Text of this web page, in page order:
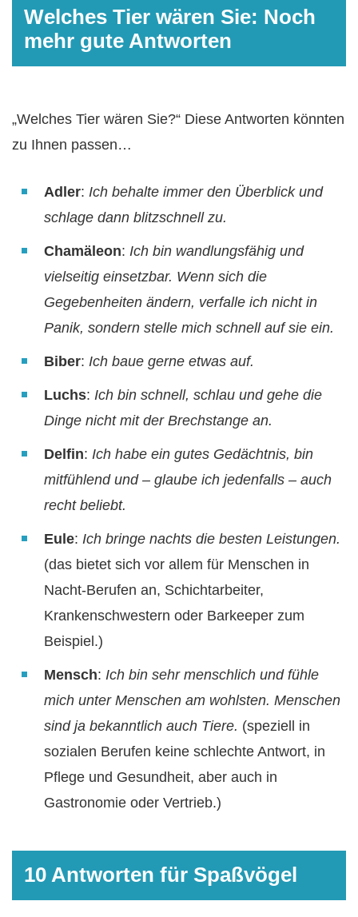
Welches Tier wären Sie: Noch
mehr gute Antworten
„Welches Tier wären Sie?“ Diese Antworten könnten
zu Ihnen passen…
Adler: Ich behalte immer den Überblick und
schlage dann blitzschnell zu.
Chamäleon: Ich bin wandlungsfähig und
vielseitig einsetzbar. Wenn sich die
Gegebenheiten ändern, verfalle ich nicht in
Panik, sondern stelle mich schnell auf sie ein.
Biber: Ich baue gerne etwas auf.
Luchs: Ich bin schnell, schlau und gehe die
Dinge nicht mit der Brechstange an.
Delfin: Ich habe ein gutes Gedächtnis, bin
mitfühlend und – glaube ich jedenfalls – auch
recht beliebt.
Eule: Ich bringe nachts die besten Leistungen.
(das bietet sich vor allem für Menschen in
Nacht-Berufen an, Schichtarbeiter,
Krankenschwestern oder Barkeeper zum
Beispiel.)
Mensch: Ich bin sehr menschlich und fühle
mich unter Menschen am wohlsten. Menschen
sind ja bekanntlich auch Tiere. (speziell in
sozialen Berufen keine schlechte Antwort, in
Pflege und Gesundheit, aber auch in
Gastronomie oder Vertrieb.)
10 Antworten für Spaßvögel